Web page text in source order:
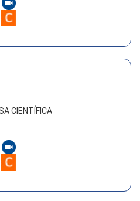
CIENTÍFICA